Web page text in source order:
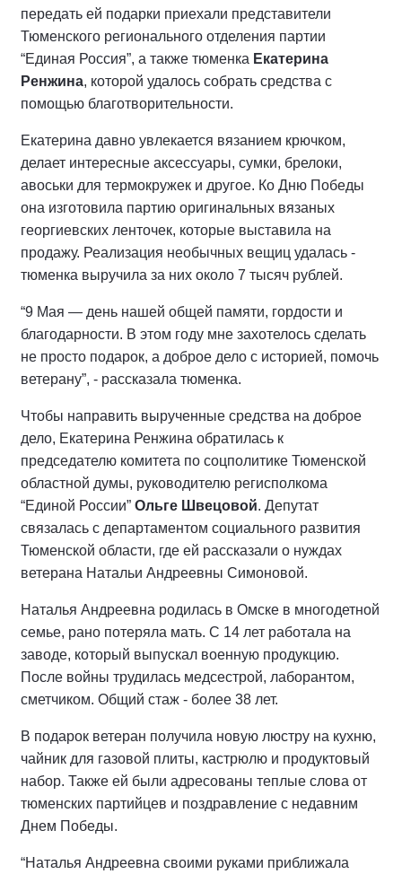
передать ей подарки приехали представители
Тюменского регионального отделения партии
“Единая Россия”, а также тюменка Екатерина
Ренжина, которой удалось собрать средства с
помощью благотворительности.
Екатерина давно увлекается вязанием крючком,
делает интересные аксессуары, сумки, брелоки,
авоськи для термокружек и другое. Ко Дню Победы
она изготовила партию оригинальных вязаных
георгиевских ленточек, которые выставила на
продажу. Реализация необычных вещиц удалась -
тюменка выручила за них около 7 тысяч рублей.
“9 Мая — день нашей общей памяти, гордости и
благодарности. В этом году мне захотелось сделать
не просто подарок, а доброе дело с историей, помочь
ветерану”, - рассказала тюменка.
Чтобы направить вырученные средства на доброе
дело, Екатерина Ренжина обратилась к
председателю комитета по соцполитике Тюменской
областной думы, руководителю регисполкома
“Единой России” Ольге Швецовой. Депутат
связалась с департаментом социального развития
Тюменской области, где ей рассказали о нуждах
ветерана Натальи Андреевны Симоновой.
Наталья Андреевна родилась в Омске в многодетной
семье, рано потеряла мать. С 14 лет работала на
заводе, который выпускал военную продукцию.
После войны трудилась медсестрой, лаборантом,
сметчиком. Общий стаж - более 38 лет.
В подарок ветеран получила новую люстру на кухню,
чайник для газовой плиты, кастрюлю и продуктовый
набор. Также ей были адресованы теплые слова от
тюменских партийцев и поздравление с недавним
Днем Победы.
“Наталья Андреевна своими руками приближала